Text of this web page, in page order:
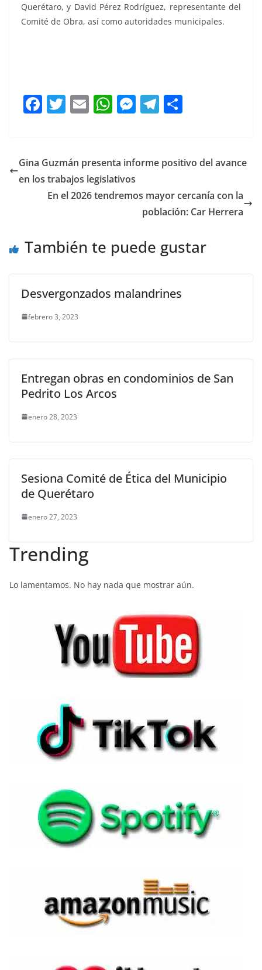
Querétaro, y David Pérez Rodríguez, representante del
Comité de Obra, así como autoridades municipales.
F
e
b
o
T
er
E
l
W
s
A
p
M
e
g
er
T
gr
m
p
tir
Gina Guzmán presenta informe positivo del avance
en los trabajos legislativos
En el 2026 tendremos mayor cercanía con la
población: Car Herrera
También te puede gustar
Desvergonzados malandrines
febrero 3, 2023
Entregan obras en condominios de San
Pedrito Los Arcos
enero 28, 2023
Sesiona Comité de Ética del Municipio
de Querétaro
enero 27, 2023
Trending
Lo lamentamos. No hay nada que mostrar aún.